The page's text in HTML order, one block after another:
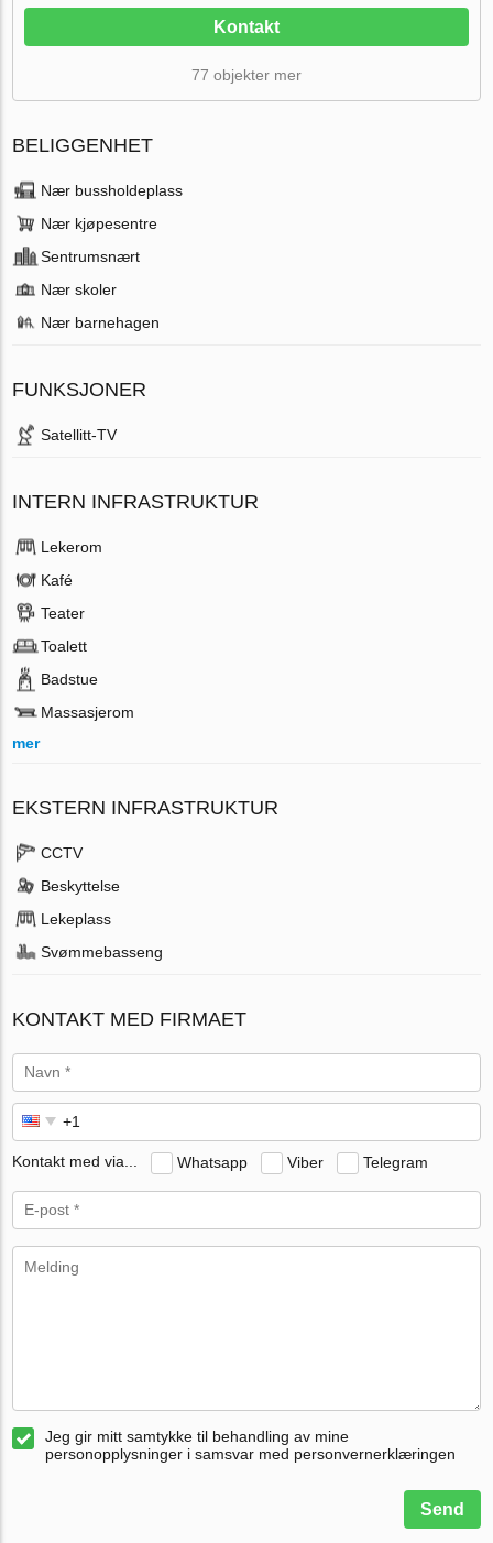
Kontakt
77 objekter mer
BELIGGENHET
Nær bussholdeplass
Nær kjøpesentre
Sentrumsnært
Nær skoler
Nær barnehagen
FUNKSJONER
Satellitt-TV
INTERN INFRASTRUKTUR
Lekerom
Kafé
Teater
Toalett
Badstue
Massasjerom
mer
EKSTERN INFRASTRUKTUR
CCTV
Beskyttelse
Lekeplass
Svømmebasseng
KONTAKT MED FIRMAET
Kontakt med via... Whatsapp Viber Telegram
Jeg gir mitt samtykke til behandling av mine
personopplysninger i samsvar med personvernerklæringen
Send